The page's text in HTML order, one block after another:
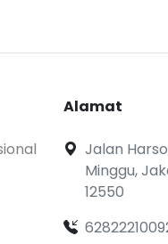
Alamat
Jalan
Minggu,
12550